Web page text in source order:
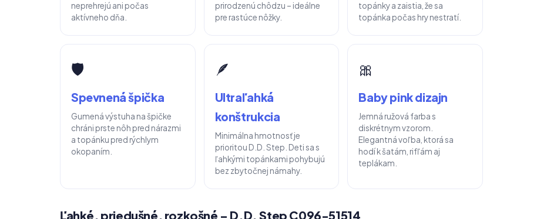
neprehrejú ani počas
aktívneho dňa.
prirodzenú chôdzu – ideálne
pre rastúce nôžky.
topánky a zaistia, že sa
topánka počas hry nestratí.
🛡️
Spevnená špička
Gumená výstuha na špičke
chráni prste nôh pred nárazmi
a topánku pred rýchlym
okopaním.
🪶
Ultraľahká
konštrukcia
Minimálna hmotnosť je
prioritou D.D. Step. Deti sa s
ľahkými topánkami pohybujú
bez zbytočnej námahy.
🎀
Baby pink dizajn
Jemná ružová farba s
diskrétnym vzorom.
Elegantná voľba, ktorá sa
hodí k šatám, rifľám aj
teplákam.
Ľahké, priedušné, rozkošné – D.D. Step C096-51514